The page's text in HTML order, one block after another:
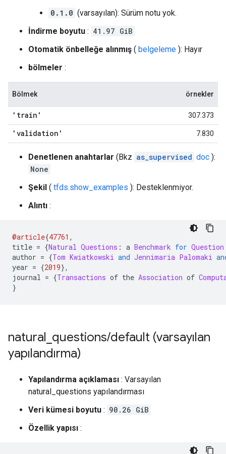
0.1.0 (varsayılan): Sürüm notu yok.
İndirme boyutu : 41.97 GiB
Otomatik önbelleğe alınmış ( belgeleme ): Hayır
bölmeler :
Bölmek örnekler
'train' 307.373
'validation' 7.830
Denetlenen anahtarlar (Bkz as_supervised doc ):
None
Şekil ( tfds.show_examples ): Desteklenmiyor.
Alıntı :
@article{47761 ,
title = {Natural Questions : a Benchmark for Question
author = {Tom Kwiatkowski and Jennimaria Palomaki
year = {2019},
journal = {Transactions of the Association of
}
natural questions/default (varsayılan
yapılandırma)
Yapılandırma açıklaması : Varsayılan
natural_questions yapılandırması
Veri kümesi boyutu : 90.26 GiB
Özellik yapısı :